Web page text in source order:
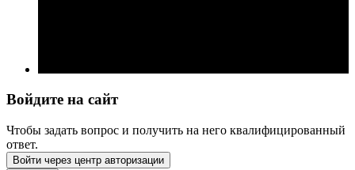
Войдите на сайт
Чтобы задать вопрос и получить на него квалифицированный
ответ.
Войти через центр авторизации